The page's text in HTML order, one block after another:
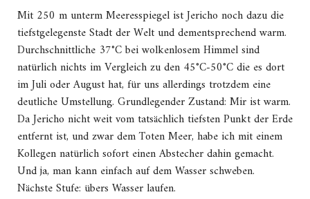
Mit 250 m unterm Meeresspiegel ist Jericho noch dazu die
tiefstgelegenste Stadt der Welt und dementsprechend warm.
Durchschnittliche 37°C bei wolkenlosem Himmel sind
natürlich nichts im Vergleich zu den 45°C-50°C die es dort
im Juli oder August hat, für uns allerdings trotzdem eine
deutliche Umstellung. Grundlegender Zustand: Mir ist warm.
Da Jericho nicht weit vom tatsächlich tiefsten Punkt der Erde
entfernt ist, und zwar dem Toten Meer, habe ich mit einem
Kollegen natürlich sofort einen Abstecher dahin gemacht.
Und ja, man kann einfach auf dem Wasser schweben.
Nächste Stufe: übers Wasser laufen.